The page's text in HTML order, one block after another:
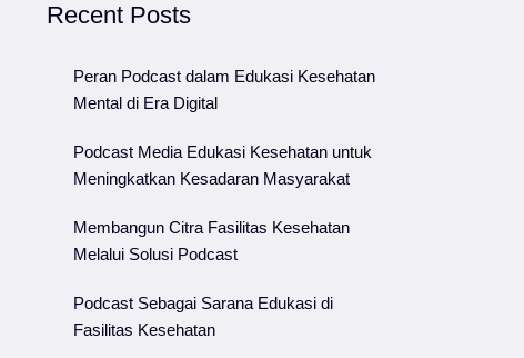
Recent Posts
Peran Podcast dalam Edukasi Kesehatan
Mental di Era Digital
Podcast Media Edukasi Kesehatan untuk
Meningkatkan Kesadaran Masyarakat
Membangun Citra Fasilitas Kesehatan
Melalui Solusi Podcast
Podcast Sebagai Sarana Edukasi di
Fasilitas Kesehatan